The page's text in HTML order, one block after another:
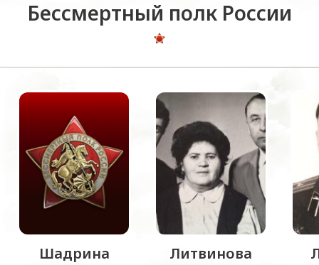
Бессмертный полк России
Шадрина Литвинова